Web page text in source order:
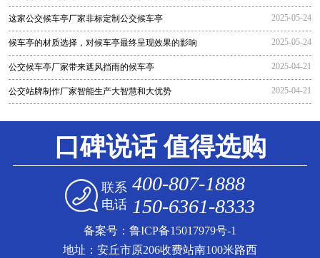
产厂家生
这家公交候车亭厂家非标定制公交候车亭 2025-05-24
候车亭的材质选择，对候车亭最终呈现效果的影响 2025-05-24
公交候车亭厂家带来遮风挡雨的候车亭 2025-04-21
公交站牌制作厂家智能生产大智慧和大优势 2025-04-21
口碑说话 值得选购
联系
电话
400-807-1888
150-6361-8333
备案号： 鲁ICP备15017979号-1
地址：安丘市原206收费站南100米路西